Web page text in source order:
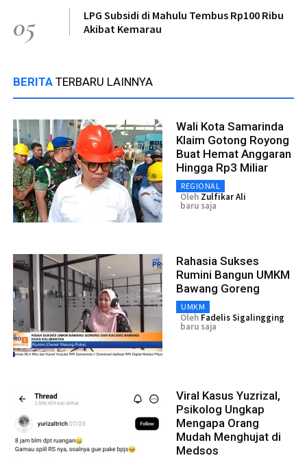
05
LPG Subsidi di Mahulu Tembus Rp100 Ribu
Akibat Kemarau
BERITA TERBARU LAINNYA
Wali Kota Samarinda
Klaim Gotong Royong
Buat Hemat Anggaran
Hingga Rp3 Miliar
REGIONAL
Oleh Zulfikar Ali
baru saja
Rahasia Sukses
Rumini Bangun UMKM
Bawang Goreng
UMKM
Oleh Fadelis Sigalingging
baru saja
Viral Kasus Yuzrizal,
Psikolog Ungkap
Mengapa Orang
Mudah Menghujat di
Medsos